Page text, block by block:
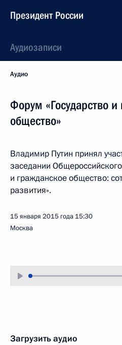
Президент России
Аудиозаписи
Аудио
Форум «Государство и
общество»
Владимир Путин принял
заседании
и гражданское общество:
развития».
15 января 2015 года 15:30
Москва
Загрузить аудио